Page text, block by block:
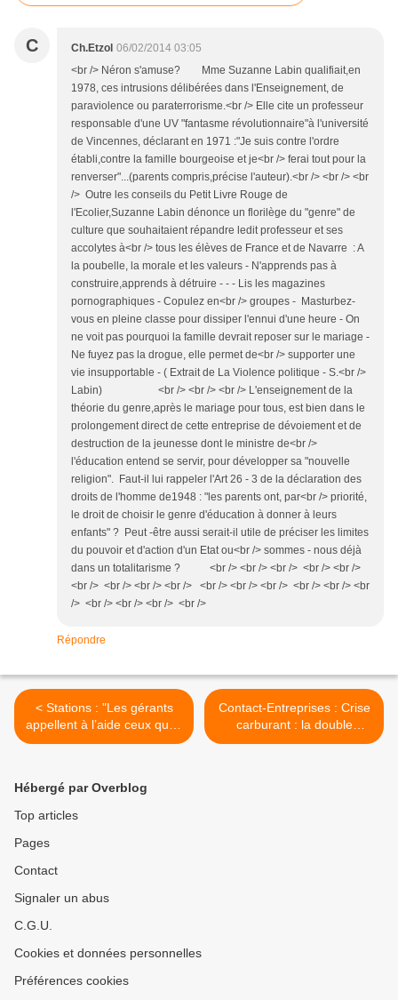
C Ch.Etzol 06/02/2014 03:05
<br /> Néron s'amuse? Mme Suzanne Labin qualifiait,en
1978, ces intrusions délibérées dans l'Enseignement, de
paraviolence ou paraterrorisme.<br /> Elle cite un professeur
responsable d'une UV "fantasme révolutionnaire"à l'université
de Vincennes, déclarant en 1971 :"Je suis contre l'ordre
établi,contre la famille bourgeoise et je<br /> ferai tout pour la
renverser"...(parents compris,précise l'auteur).<br /> <br /> <br
/> Outre les conseils du Petit Livre Rouge de
l'Ecolier,Suzanne Labin dénonce un florilège du "genre" de
culture que souhaitaient répandre ledit professeur et ses
accolytes à<br /> tous les élèves de France et de Navarre : A
la poubelle, la morale et les valeurs - N'apprends pas à
construire,apprends à détruire - - - Lis les magazines
pornographiques - Copulez en<br /> groupes - Masturbez-
vous en pleine classe pour dissiper l'ennui d'une heure - On
ne voit pas pourquoi la famille devrait reposer sur le mariage -
Ne fuyez pas la drogue, elle permet de<br /> supporter une
vie insupportable - ( Extrait de La Violence politique - S.<br />
Labin) <br /> <br /> <br /> L'enseignement de la
théorie du genre,après le mariage pour tous, est bien dans le
prolongement direct de cette entreprise de dévoiement et de
destruction de la jeunesse dont le ministre de<br />
l'éducation entend se servir, pour développer sa "nouvelle
religion". Faut-il lui rappeler l'Art 26 - 3 de la déclaration des
droits de l'homme de1948 : "les parents ont, par<br /> priorité,
le droit de choisir le genre d'éducation à donner à leurs
enfants" ? Peut -être aussi serait-il utile de préciser les limites
du pouvoir et d'action d'un Etat ou<br /> sommes - nous déjà
dans un totalitarisme ? <br /> <br /> <br /> <br /> <br />
<br /> <br /> <br /> <br /> <br /> <br /> <br /> <br /> <br /> <br
/> <br /> <br /> <br /> <br />
Répondre
< Stations : "Les gérants
appellent à l’aide ceux qu’ils
spolient"
Contact-Entreprises : Crise
carburant : la double
irresponsabilité >
Hébergé par Overblog
Top articles
Pages
Contact
Signaler un abus
C.G.U.
Cookies et données personnelles
Préférences cookies